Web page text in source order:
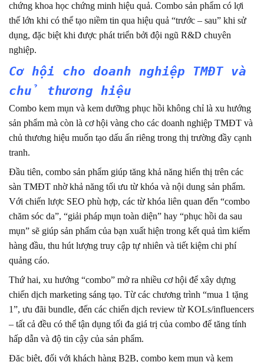
chứng khoa học chứng minh hiệu quả. Combo sản phẩm có lợi
thế lớn khi có thể tạo niềm tin qua hiệu quả “trước – sau” khi sử
dụng, đặc biệt khi được phát triển bởi đội ngũ R&D chuyên
nghiệp.
Cơ hội cho doanh nghiệp TMĐT và
chủ thương hiệu
Combo kem mụn và kem dưỡng phục hồi không chỉ là xu hướng
sản phẩm mà còn là cơ hội vàng cho các doanh nghiệp TMĐT và
chủ thương hiệu muốn tạo dấu ấn riêng trong thị trường đầy cạnh
tranh.
Đầu tiên, combo sản phẩm giúp tăng khả năng hiển thị trên các
sàn TMĐT nhờ khả năng tối ưu từ khóa và nội dung sản phẩm.
Với chiến lược SEO phù hợp, các từ khóa liên quan đến “combo
chăm sóc da”, “giải pháp mụn toàn diện” hay “phục hồi da sau
mụn” sẽ giúp sản phẩm của bạn xuất hiện trong kết quả tìm kiếm
hàng đầu, thu hút lượng truy cập tự nhiên và tiết kiệm chi phí
quảng cáo.
Thứ hai, xu hướng “combo” mở ra nhiều cơ hội để xây dựng
chiến dịch marketing sáng tạo. Từ các chương trình “mua 1 tặng
1”, ưu đãi bundle, đến các chiến dịch review từ KOLs/influencers
– tất cả đều có thể tận dụng tối đa giá trị của combo để tăng tính
hấp dẫn và độ tin cậy của sản phẩm.
Đặc biệt, đối với khách hàng B2B, combo kem mụn và kem